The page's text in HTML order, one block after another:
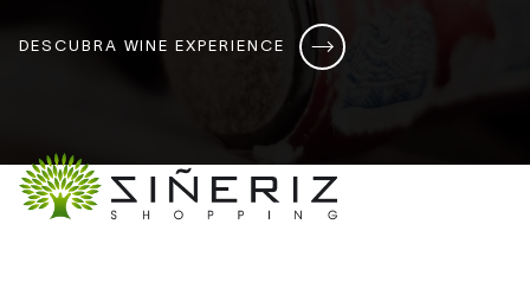
DESCUBRA WINE EXPERIENCE